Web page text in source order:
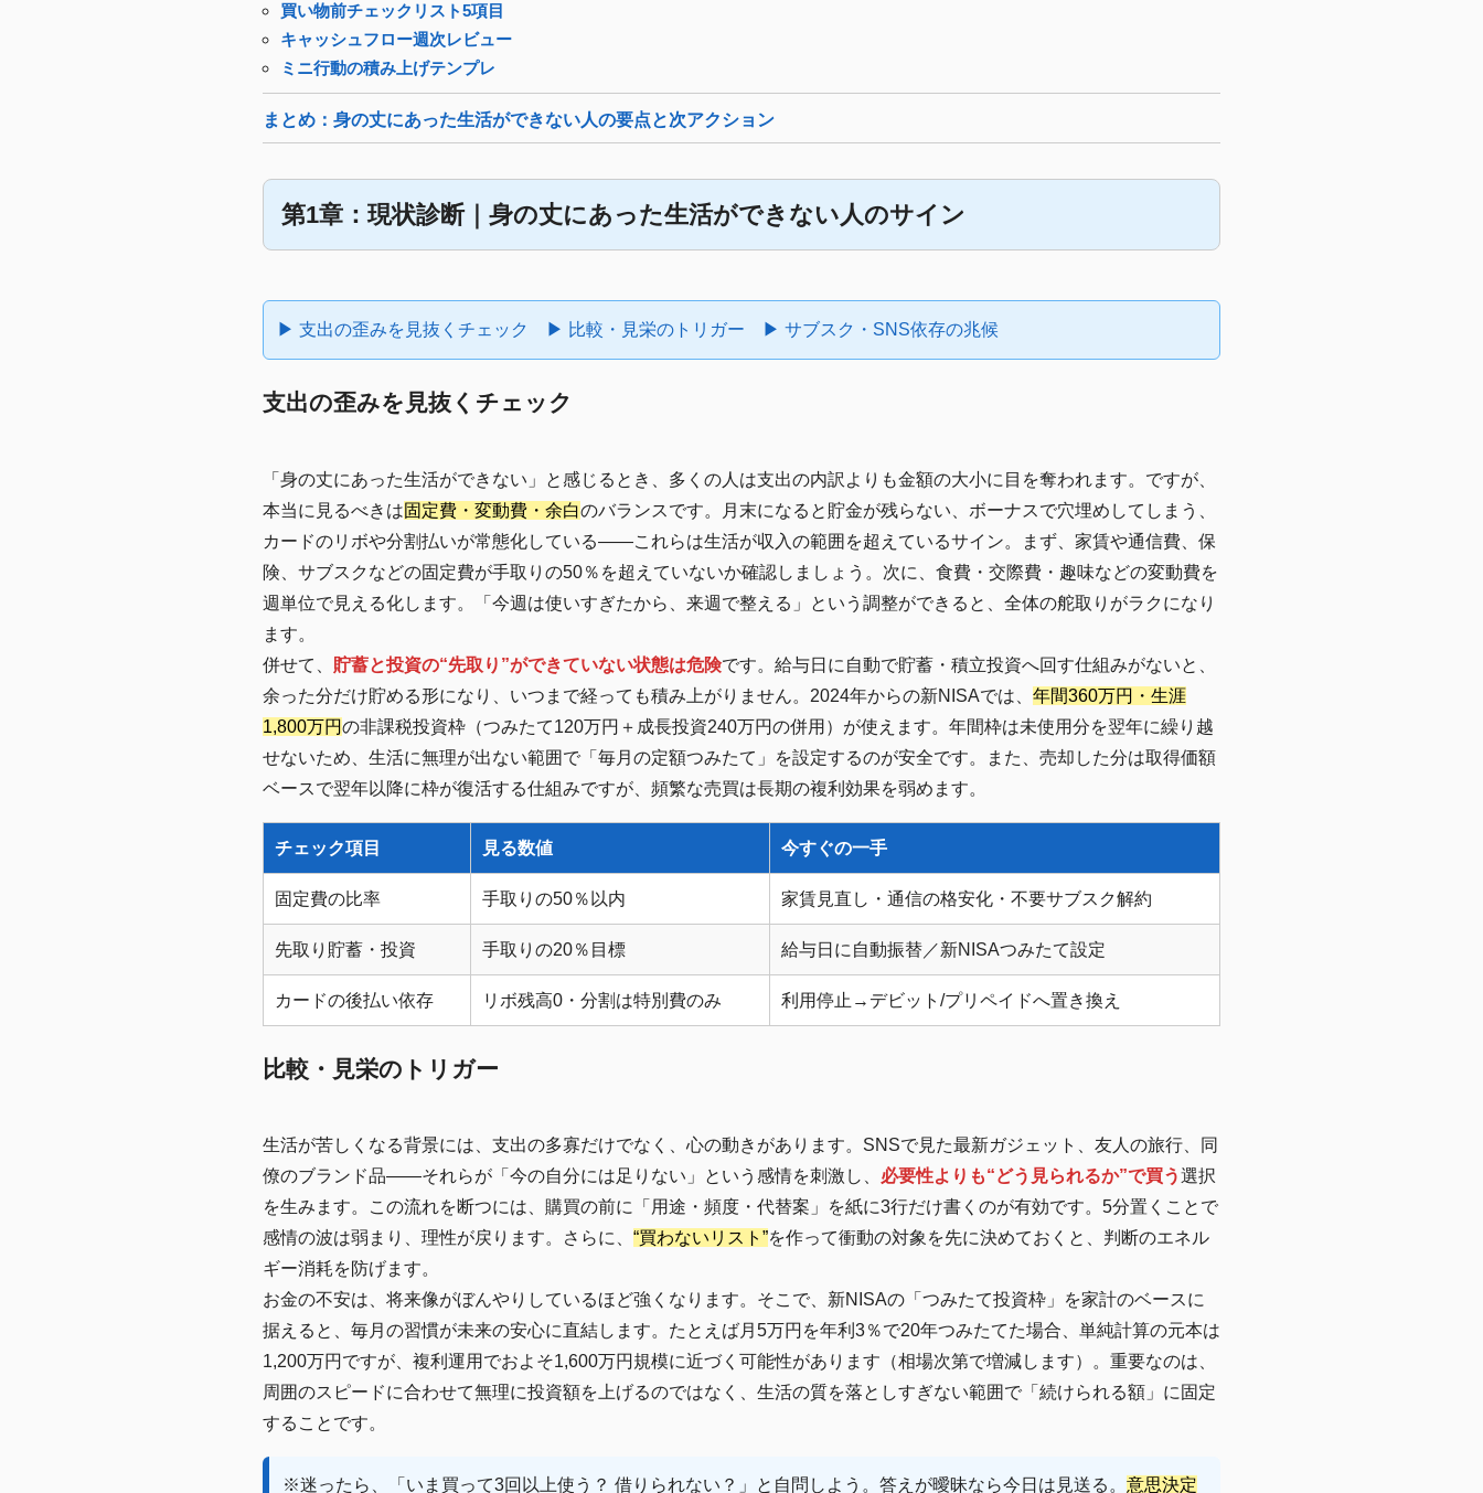
買い物前チェックリスト5項目
キャッシュフロー週次レビュー
ミニ行動の積み上げテンプレ
まとめ：身の丈にあった生活ができない人の要点と次アクション
第1章：現状診断｜身の丈にあった生活ができない人のサイン
▶ 支出の歪みを見抜くチェック ▶ 比較・見栄のトリガー ▶ サブスク・SNS依存の兆候
支出の歪みを見抜くチェック
「身の丈にあった生活ができない」と感じるとき、多くの人は支出の内訳よりも金額の大小に目を奪われます。ですが、
本当に見るべきは固定費・変動費・余白のバランスです。月末になると貯金が残らない、ボーナスで穴埋めしてしまう、
カードのリボや分割払いが常態化している――これらは生活が収入の範囲を超えているサイン。まず、家賃や通信費、保
険、サブスクなどの固定費が手取りの50％を超えていないか確認しましょう。次に、食費・交際費・趣味などの変動費を
週単位で見える化します。「今週は使いすぎたから、来週で整える」という調整ができると、全体の舵取りがラクになり
ます。
併せて、 貯蓄と投資の“先取り”ができていない状態は危険です。給与日に自動で貯蓄・積立投資へ回す仕組みがないと、
余った分だけ貯める形になり、いつまで経っても積み上がりません。2024年からの新NISAでは、 年間360万円・生涯
1,800万円の非課税投資枠（つみたて120万円＋成長投資240万円の併用）が使えます。年間枠は未使用分を翌年に繰り越
せないため、生活に無理が出ない範囲で「毎月の定額つみたて」を設定するのが安全です。また、売却した分は取得価額
ベースで翌年以降に枠が復活する仕組みですが、頻繁な売買は長期の複利効果を弱めます。
チェック項目 見る数値 今すぐの一手
固定費の比率 手取りの50％以内 家賃見直し・通信の格安化・不要サブスク解約
先取り貯蓄・投資 手取りの20％目標 給与日に自動振替／新NISAつみたて設定
カードの後払い依存 リボ残高0・分割は特別費のみ 利用停止→デビット/プリペイドへ置き換え
比較・見栄のトリガー
生活が苦しくなる背景には、支出の多寡だけでなく、心の動きがあります。SNSで見た最新ガジェット、友人の旅行、同
僚のブランド品――それらが「今の自分には足りない」という感情を刺激し、 必要性よりも“どう見られるか”で買う選択
を生みます。この流れを断つには、購買の前に「用途・頻度・代替案」を紙に3行だけ書くのが有効です。5分置くことで
感情の波は弱まり、理性が戻ります。さらに、 “買わないリスト”を作って衝動の対象を先に決めておくと、判断のエネル
ギー消耗を防げます。
お金の不安は、将来像がぼんやりしているほど強くなります。そこで、新NISAの「つみたて投資枠」を家計のベースに
据えると、毎月の習慣が未来の安心に直結します。たとえば月5万円を年利3％で20年つみたてた場合、単純計算の元本は
1,200万円ですが、複利運用でおよそ1,600万円規模に近づく可能性があります（相場次第で増減します）。重要なのは、
周囲のスピードに合わせて無理に投資額を上げるのではなく、生活の質を落としすぎない範囲で「続けられる額」に固定
することです。
※迷ったら、「いま買って3回以上使う？ 借りられない？」と自問しよう。答えが曖昧なら今日は見送る。 意思決定